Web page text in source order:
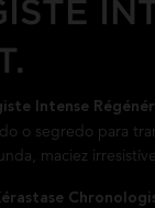
Intense
o segredo para
maciez